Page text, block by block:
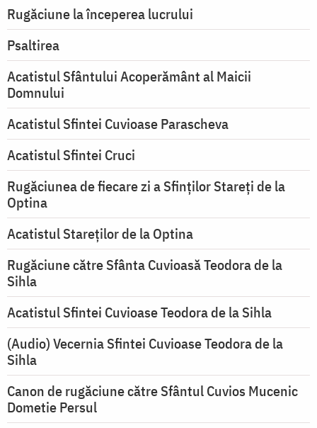
Rugăciune la începerea lucrului
Psaltirea
Acatistul Sfântului Acoperământ al Maicii
Domnului
Acatistul Sfintei Cuvioase Parascheva
Acatistul Sfintei Cruci
Rugăciunea de fiecare zi a Sfinților Stareți de la
Optina
Acatistul Stareţilor de la Optina
Rugăciune către Sfânta Cuvioasă Teodora de la
Sihla
Acatistul Sfintei Cuvioase Teodora de la Sihla
(Audio) Vecernia Sfintei Cuvioase Teodora de la
Sihla
Canon de rugăciune către Sfântul Cuvios Mucenic
Dometie Persul